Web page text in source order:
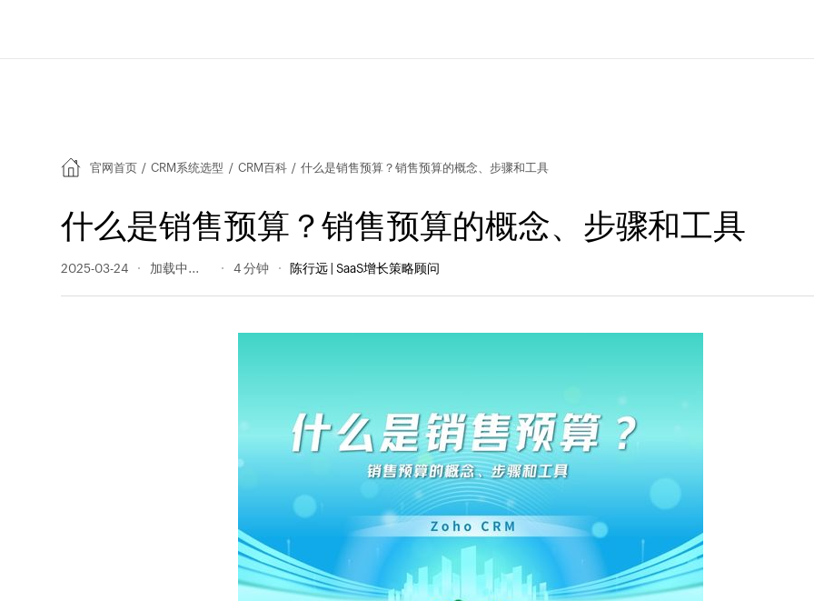
官网首页 / CRM系统选型 / CRM百科 / 什么是销售预算？销售预算的概念、步骤和工具
什么是销售预算？销售预算的概念、步骤和工具
2025-03-24 261 阅读量 4 分钟 陈行远 | SaaS增长策略顾问